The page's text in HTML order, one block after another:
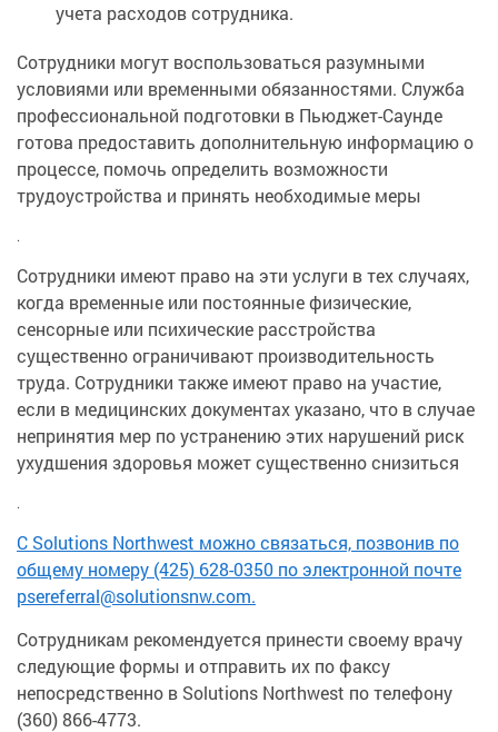
учета расходов сотрудника.
Сотрудники могут воспользоваться разумными
условиями или временными обязанностями. Служба
профессиональной подготовки в Пьюджет-Саунде
готова предоставить дополнительную информацию о
процессе, помочь определить возможности
трудоустройства и принять необходимые меры
.
Сотрудники имеют право на эти услуги в тех случаях,
когда временные или постоянные физические,
сенсорные или психические расстройства
существенно ограничивают производительность
труда. Сотрудники также имеют право на участие,
если в медицинских документах указано, что в случае
непринятия мер по устранению этих нарушений риск
ухудшения здоровья может существенно снизиться
.
С Solutions Northwest можно связаться, позвонив по
общему номеру (425) 628-0350 по электронной почте
psereferral@solutionsnw.com.
Сотрудникам рекомендуется принести своему врачу
следующие формы и отправить их по факсу
непосредственно в Solutions Northwest по телефону
(360) 866-4773.